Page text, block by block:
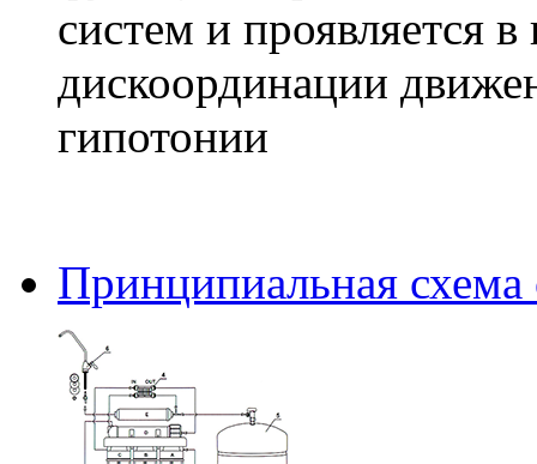
систем и проявляется
дискоординации
гипотонии
Принципиальная схема